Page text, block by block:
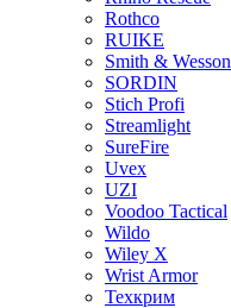
Rothco
RUIKE
Smith & Wesson
SORDIN
Stich Profi
Streamlight
SureFire
Uvex
UZI
Voodoo Tactical
Wildo
Wiley X
Wrist Armor
Техкрим